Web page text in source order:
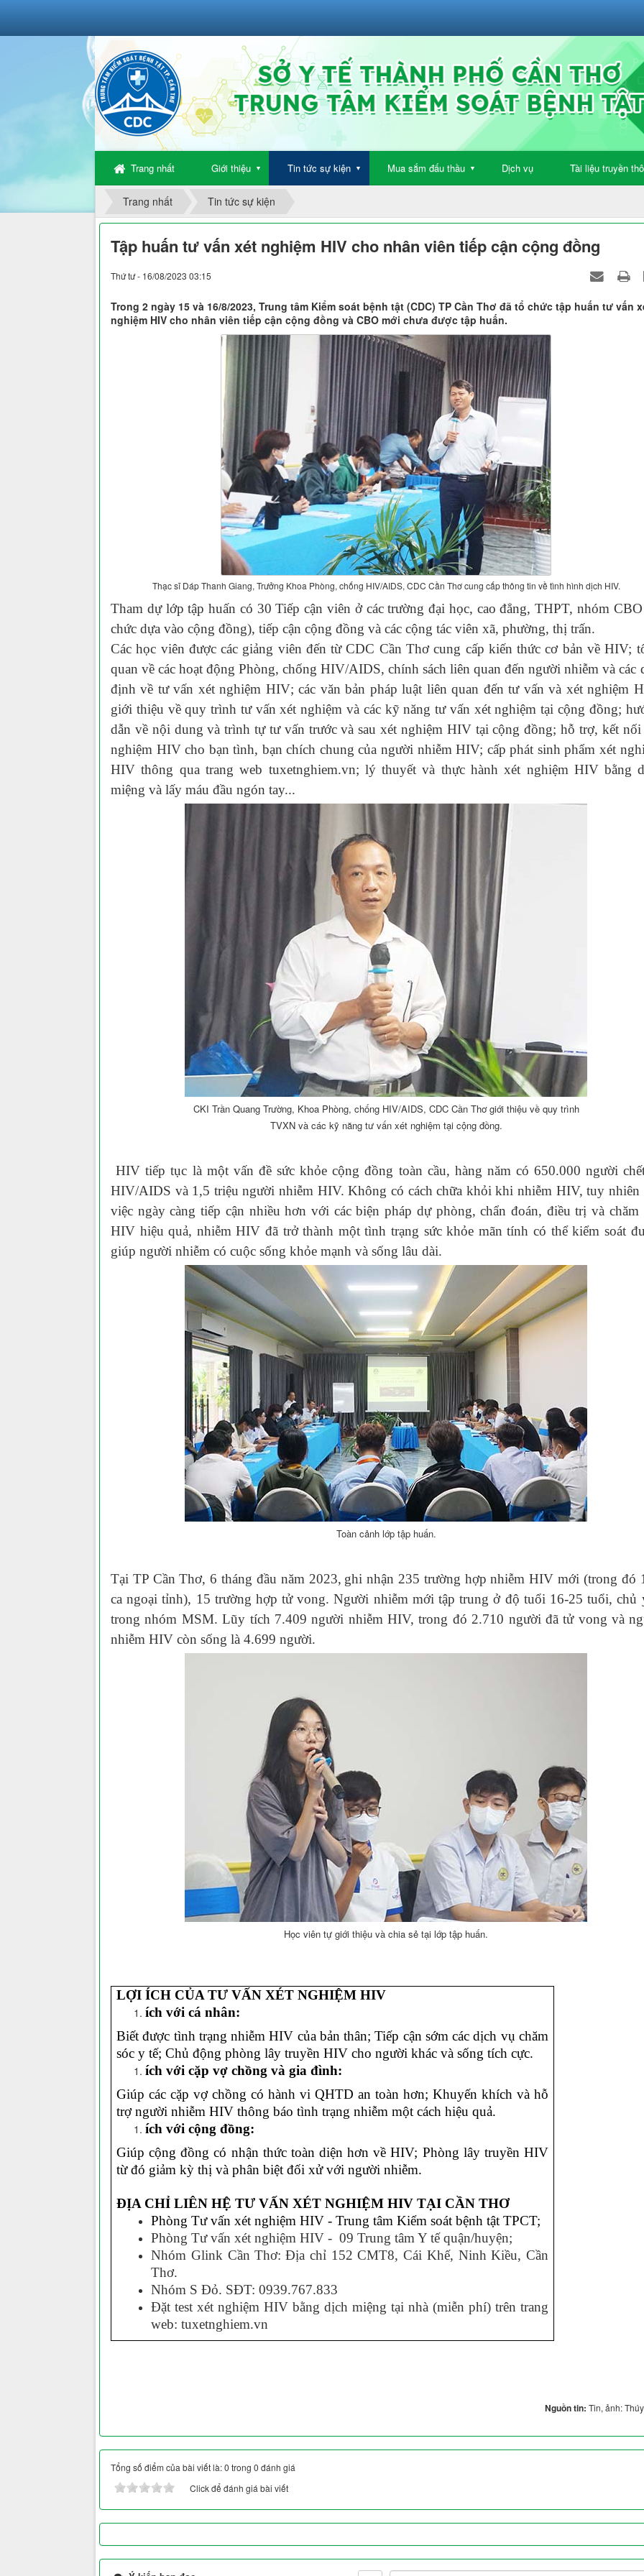
Trang nhất Giới thiệu ▼ Tin tức sự kiện ▼ Mua sắm đấu thầu ▼ Dịch vụ Tài liệu truyền
Trang nhất Tin tức sự kiện
Tập huấn tư vấn xét nghiệm HIV cho nhân viên tiếp cận cộng đồng
Thứ tư - 16/08/2023 03:15
Trong 2 ngày 15 và 16/8/2023, Trung tâm Kiểm soát bệnh tật (CDC) TP Cần Thơ đã tổ chức tập huấn tư vấn
nghiệm HIV cho nhân viên tiếp cận cộng đồng và CBO mới chưa được tập huấn.
Thạc sĩ Dáp Thanh Giang, Trưởng Khoa Phòng, chống HIV/AIDS, CDC Cần Thơ cung cấp thông tin về tình hình dịch HIV.
Tham dự lớp tập huấn có 30Tiếp cận viên ởcác trường đại học, cao đẳng, THPT, nhóm CBO
chức dựa vào cộng đồng), tiếp cận cộng đồng và các cộng tác viên xã, phường, thị trấn.
Các học viên được các giảng viên đến từ CDC Cần Thơ cung cấp kiến thức cơ bản về HIV;
quan về các hoạt động Phòng, chống HIV/AIDS, chính sách liên quan đến người nhiễm và các
định về tư vấn xét nghiệm HIV;các văn bản pháp luật liên quan đến tư vấn và xét nghiệm
giới thiệu về quy trình tư vấn xét nghiệm và các kỹ năng tư vấn xét nghiệm tại cộng đồng;
dẫn về nội dung và trình tự tư vấn trước và sauxét nghiệm HIVtại cộng đồng; hỗ trợ, kết nối
nghiệm HIV cho bạn tình, bạn chích chung của người nhiễm HIV; cấp phát sinh phẩm xét
HIV thông qua trang web tuxetnghiem.vn; lý thuyết và thực hành xét nghiệm HIV bằng
miệng và lấy máu đầu ngón tay...
CKI Trần Quang Trường, Khoa Phòng, chống HIV/AIDS, CDC Cần Thơ giới thiệu về quy trình
TVXN và các kỹ năng tư vấn xét nghiệm tại cộng đồng.
HIVtiếp tục là một vấn đề sức khỏe cộng đồng toàn cầu, hàng năm có 650.000 người
HIV/AIDS và 1,5 triệu người nhiễm HIV.Không có cách chữa khỏi khi nhiễm HIV, tuy nhiên
việc ngày càng tiếp cận nhiều hơn với các biện pháp dự phòng, chẩn đoán, điều trị và chăm
HIV hiệu quả, nhiễm HIV đã trở thành một tình trạng sức khỏe mãn tính có thể kiểm soát
giúp người nhiễm có cuộc sống khỏe mạnh và sống lâu dài.
Toàn cảnh lớp tập huấn.
Tại TP Cần Thơ, 6 tháng đầu năm 2023, ghi nhận 235 trường hợp nhiễm HIV mới (trong đó
ca ngoại tỉnh), 15 trường hợp tử vong. Người nhiễm mới tập trung ở độ tuổi 16-25 tuổi, chủ
trong nhóm MSM. Lũy tích 7.409 người nhiễm HIV, trong đó 2.710 người đã tử vong và
nhiễm HIV còn sống là 4.699 người.
Học viên tự giới thiệu và chia sẻ tại lớp tập huấn.
LỢI ÍCH CỦA TƯ VẤN XÉT NGHIỆM HIV
ích với cá nhân:
Biết được tình trạng nhiễm HIV của bản thân; Tiếp cận sớm các dịch vụ chăm
sóc y tế; Chủ động phòng lây truyền HIV cho người khác và sống tích cực.
ích với cặp vợ chồng và gia đình:
Giúp các cặp vợ chồng có hành vi QHTD an toàn hơn; Khuyến khích và hỗ
trợ người nhiễm HIV thông báo tình trạng nhiễm một cách hiệu quả.
ích với cộng đồng:
Giúp cộng đồng có nhận thức toàn diện hơn về HIV; Phòng lây truyền HIV
từ đó giảm kỳ thị và phân biệt đối xử với người nhiễm.
ĐỊA CHỈ LIÊN HỆ TƯ VẤN XÉT NGHIỆM HIV TẠI CẦN THƠ
Phòng Tư vấn xét nghiệm HIV - Trung tâm Kiểm soát bệnh tật TPCT;
Phòng Tư vấn xét nghiệm HIV - 09 Trung tâm Y tếquận/huyện;
Nhóm Glink Cần Thơ: Địa chỉ 152CMT8, Cái Khế, Ninh Kiều, Cần
Thơ.
Nhóm S Đỏ. SĐT: 0939.767.833
Đặt test xét nghiệm HIV bằng dịch miệng tại nhà (miễn phí) trên trang
web: tuxetnghiem.vn
Nguồn tin: Tin, ảnh:
Tổng số điểm của bài viết là: 0 trong 0 đánh giá
Click để đánh giá bài viết